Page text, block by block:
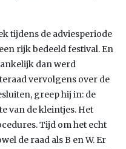
tijdens de adviesperiode
rijk bedeeld festival. En
dan werd
vervolgens over de
greep hij in: de
van de kleintjes. Het
Tijd om het echt
de raad als B en W. Er